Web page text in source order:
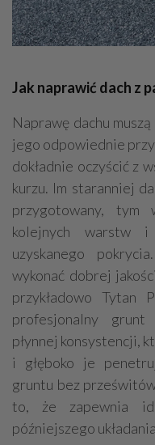
Jak naprawić dach z
Naprawę dachu
jego odpowiednie
dokładnie oczyścić z
kurzu. Im staranniej
przygotowany, tym
kolejnych warstw
uzyskanego
wykonać dobrej
przykładowo Tytan
profesjonalny
płynnej konsystencji,
i głęboko je
gruntu bez
to, że zapewnia
późniejszego